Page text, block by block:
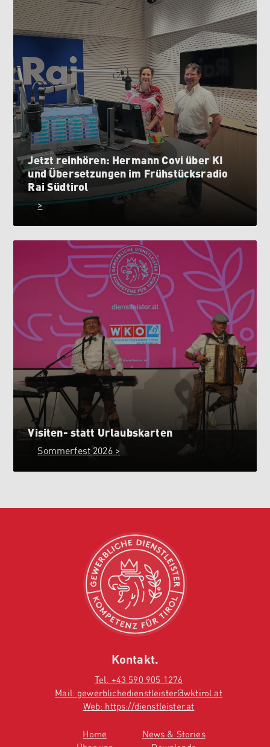
Jetzt reinhören: Hermann Covi über KI
und Übersetzungen im Frühstücksradio
Rai Südtirol
>
Visiten- statt Urlaubskarten
Sommerfest 2026 >
Kontakt.
Tel. +43 590 905 1276
Mail: gewerblichedienstleister@wktirol.at
Web: https://dienstleister.at
Home
News & Stories